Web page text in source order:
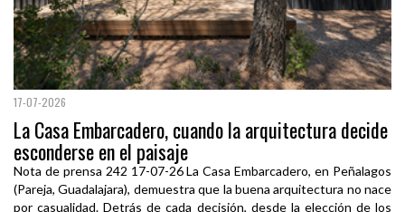
17-07-2026
La Casa Embarcadero, cuando la arquitectura decide
esconderse en el paisaje
Nota de prensa 242 17-07-26 La Casa Embarcadero, en Peñalagos
(Pareja, Guadalajara), demuestra que la buena arquitectura no nace
por casualidad. Detrás de cada decisión, desde la elección de los